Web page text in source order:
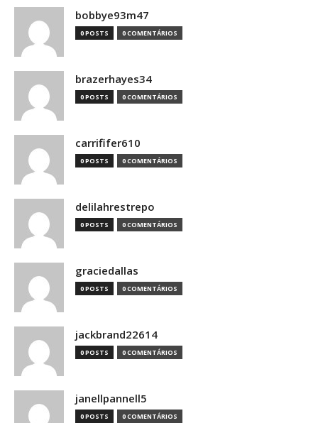
bobbye93m47
0 POSTS 0 COMENTÁRIOS
brazerhayes34
0 POSTS 0 COMENTÁRIOS
carrififer610
0 POSTS 0 COMENTÁRIOS
delilahrestrepo
0 POSTS 0 COMENTÁRIOS
graciedallas
0 POSTS 0 COMENTÁRIOS
jackbrand22614
0 POSTS 0 COMENTÁRIOS
janellpannell5
0 POSTS 0 COMENTÁRIOS